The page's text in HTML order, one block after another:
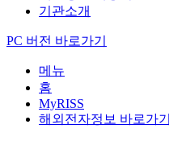
기관소개
PC 버전 바로가기
메뉴
홈
MyRISS
해외전자정보 바로가기